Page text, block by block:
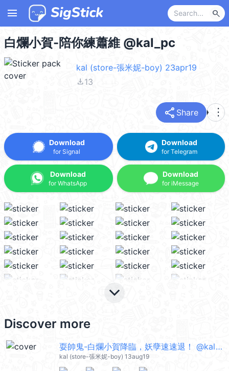
menu search
白爛小賀-陪你練蕭維 @kal_pc
kal (store-張米妮-boy) 23apr19
file_download13
share Share more_vert
Download
for Signal
Download
for WhatsApp
Download
for Telegram
Download
for iMessage
keyboard_arrow_down
Discover more
耍帥鬼-白爛小賀降臨，妖孽速速退！ @kal_pc
kal (store-張米妮-boy) 13aug19